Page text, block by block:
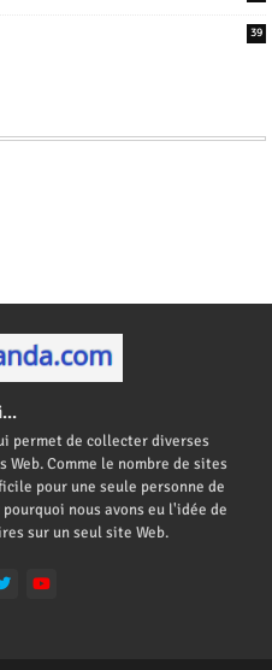
39
permet de collecter diverses
Comme le nombre de sites
pour une seule personne de
nous avons eu l'idée de
sur un seul site Web.